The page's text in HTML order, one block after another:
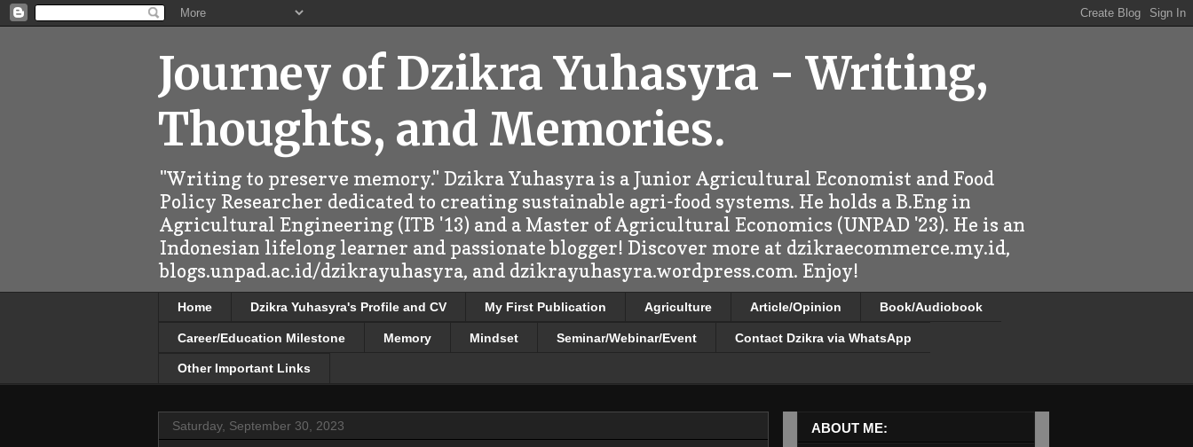
Journey of Dzikra Yuhasyra - Writing,
Thoughts, and Memories.
"Writing to preserve memory." Dzikra Yuhasyra is a Junior Agricultural Economist and Food
Policy Researcher dedicated to creating sustainable agri-food systems. He holds a B.Eng in
Agricultural Engineering (ITB '13) and a Master of Agricultural Economics (UNPAD '23). He is an
Indonesian lifelong learner and passionate blogger! Discover more at dzikraecommerce.my.id,
blogs.unpad.ac.id/dzikrayuhasyra, and dzikrayuhasyra.wordpress.com. Enjoy!
Home Dzikra Yuhasyra's Profile and CV My First Publication Agriculture Article/Opinion Book/Audiobook
Career/Education Milestone Memory Mindset Seminar/Webinar/Event Contact Dzikra via WhatsApp
Other Important Links
Saturday, September 30, 2023
ABOUT ME: